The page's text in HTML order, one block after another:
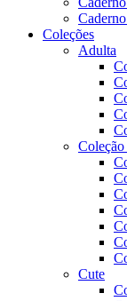
Coleções
Adulta
Coleção
Cute